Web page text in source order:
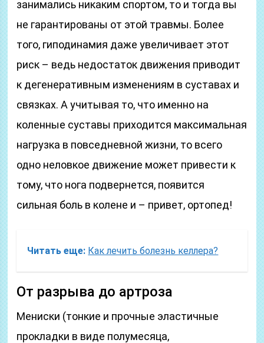
занимались никаким спортом, то и тогда вы
не гарантированы от этой травмы. Более
того, гиподинамия даже увеличивает этот
риск – ведь недостаток движения приводит
к дегенеративным изменениям в суставах и
связках. А учитывая то, что именно на
коленные суставы приходится максимальная
нагрузка в повседневной жизни, то всего
одно неловкое движение может привести к
тому, что нога подвернется, появится
сильная боль в колене и – привет, ортопед!
Читать еще: Как лечить болезнь келлера?
От разрыва до артроза
Мениски (тонкие и прочные эластичные
прокладки в виде полумесяца,